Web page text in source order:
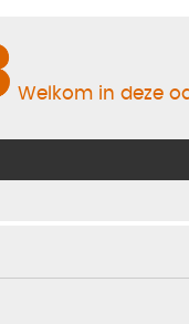
Welkom in deze